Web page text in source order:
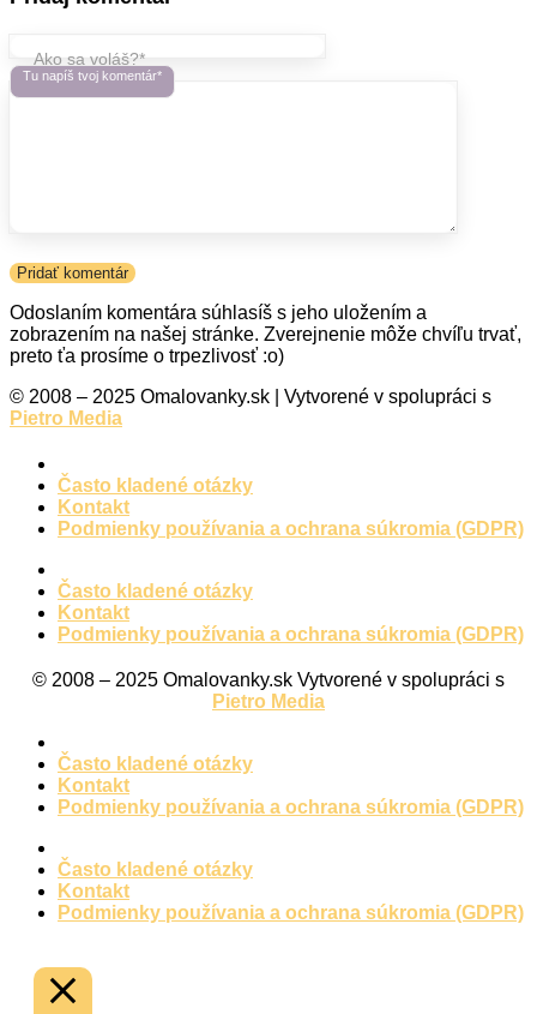
Ako sa voláš?*
Tu napíš tvoj komentár*
Odoslaním komentára súhlasíš s jeho uložením a
zobrazením na našej stránke. Zverejnenie môže chvíľu trvať,
preto ťa prosíme o trpezlivosť :o)
© 2008 – 2025 Omalovanky.sk | Vytvorené v spolupráci s
Pietro Media
Často kladené otázky
Kontakt
Podmienky používania a ochrana súkromia (GDPR)
Často kladené otázky
Kontakt
Podmienky používania a ochrana súkromia (GDPR)
© 2008 – 2025 Omalovanky.sk Vytvorené v spolupráci s
Pietro Media
Často kladené otázky
Kontakt
Podmienky používania a ochrana súkromia (GDPR)
Často kladené otázky
Kontakt
Podmienky používania a ochrana súkromia (GDPR)